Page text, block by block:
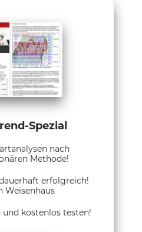
Spezial
nach
Methode!
erfolgreich!
Weisenhaus
kostenlos testen!